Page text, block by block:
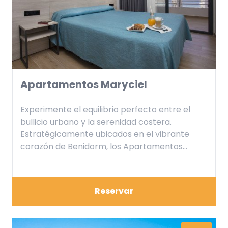
Apartamentos Maryciel
Experimente el equilibrio perfecto entre el
bullicio urbano y la serenidad costera.
Estratégicamente ubicados en el vibrante
corazón de Benidorm, los Apartamentos
mañana con el melodioso canto de las olas y
una vista panorámica del mar que se extiende
hasta el horizonte.
Reservar